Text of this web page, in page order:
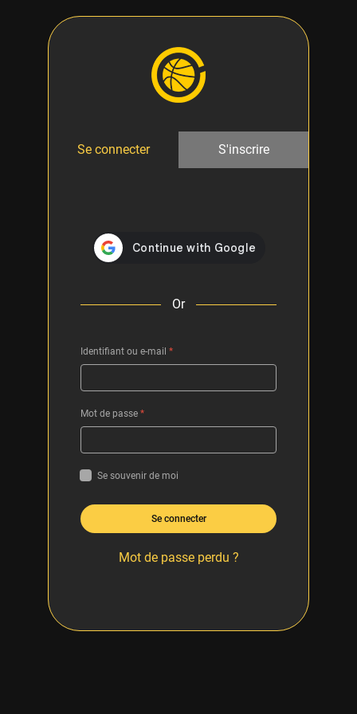
Se connecter S'inscrire
Or
Identifiant ou e-mail *
Mot de passe *
Se souvenir de moi
Se connecter
Mot de passe perdu ?